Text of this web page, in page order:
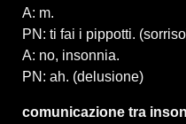
A: m.
PN: ti fai i pippotti.
A: no, insonnia.
PN: ah. (delusione)
comunicazione tra